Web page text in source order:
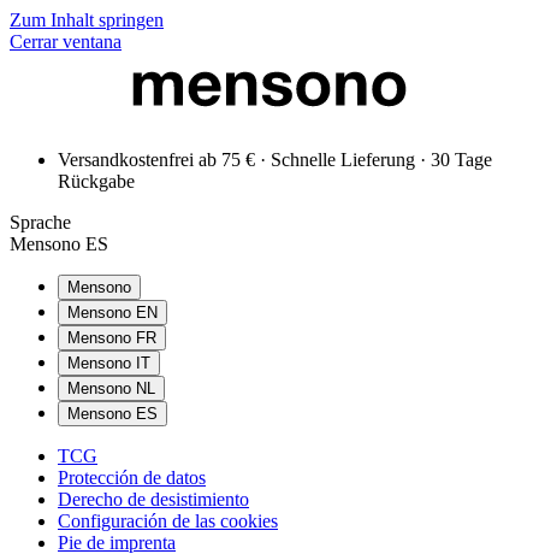
Zum Inhalt springen
Cerrar ventana
Versandkostenfrei ab 75 € · Schnelle Lieferung · 30 Tage
Rückgabe
Sprache
Mensono ES
Mensono
Mensono EN
Mensono FR
Mensono IT
Mensono NL
Mensono ES
TCG
Protección de datos
Derecho de desistimiento
Configuración de las cookies
Pie de imprenta